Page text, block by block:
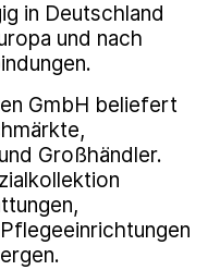
in Deutschland
und nach
GmbH beliefert
Großhändler.